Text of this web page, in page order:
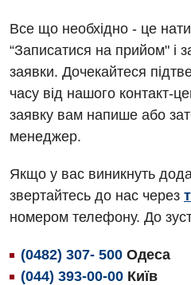
Алергологія, імунологія
Андрологія
Вакцинація
Відділення інтенсивної
Відділення кардіосудинної
Гастроентерологія
Травматологічне відділення
Урологічне відділення
Хірургічне відділення
Швидка медична допомога
Все що необхідно - це
“Записатися на прийом" і
заявки. Дочекайтеся
часу від нашого контакт-
заявку вам напише або
менеджер.
Якщо у вас виникнуть
звертайтесь до нас через
номером телефону. До
(0482) 307- 500 Одеса
(044) 393-00-00 Київ